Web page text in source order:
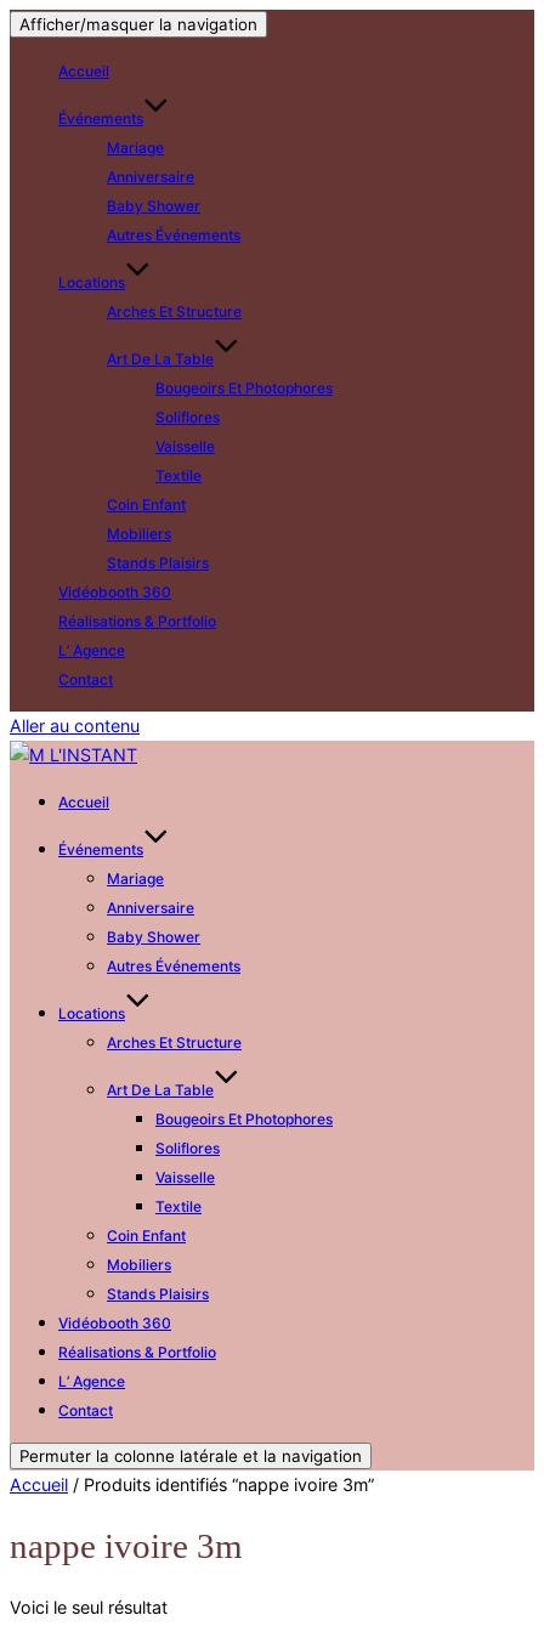
Afficher/masquer la navigation
Accueil
Événements
Mariage
Anniversaire
Baby Shower
Autres Événements
Locations
Arches Et Structure
Art De La Table
Bougeoirs Et Photophores
Soliflores
Vaisselle
Textile
Coin Enfant
Mobiliers
Stands Plaisirs
Vidéobooth 360
Réalisations & Portfolio
L’ Agence
Contact
Aller au contenu
Accueil
Événements
Mariage
Anniversaire
Baby Shower
Autres Événements
Locations
Arches Et Structure
Art De La Table
Bougeoirs Et Photophores
Soliflores
Vaisselle
Textile
Coin Enfant
Mobiliers
Stands Plaisirs
Vidéobooth 360
Réalisations & Portfolio
L’ Agence
Contact
Permuter la colonne latérale et la navigation
Accueil / Produits identifiés “nappe ivoire 3m”
nappe ivoire 3m
Voici le seul résultat